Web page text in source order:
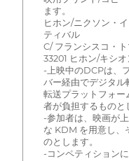
ます。
ヒホン/ニクソン・
ティバル
C/ フランシスコ・
33201 ヒホン/キシオ
-上映中のDCPは、
バー経由でデジタ
転送プラットフォー
者が負担するものと
-参加者は、映画が
な KDM を用意し、
のとします。
-コンペティション